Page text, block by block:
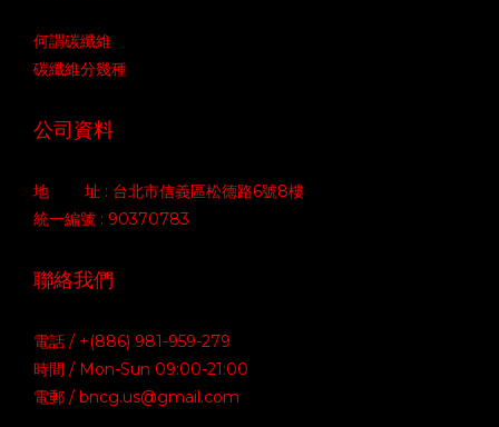
何謂碳纖維
碳纖維分幾種
公司資料
地 址 : 台北市信義區松德路6號8樓
統一編號 : 90370783
聯絡我們
電話 / +(886) 981-959-279
時間 / Mon-Sun 09:00-21:00
電郵 / bncg.us@gmail.com